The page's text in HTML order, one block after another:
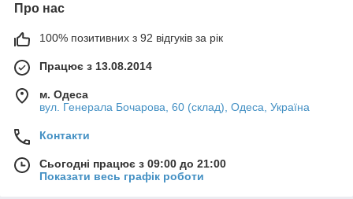
Про нас
100% позитивних з 92 відгуків за рік
Працює з 13.08.2014
м. Одеса
вул. Генерала Бочарова, 60 (склад), Одеса, Україна
Контакти
Сьогодні працює з 09:00 до 21:00
Показати весь графік роботи